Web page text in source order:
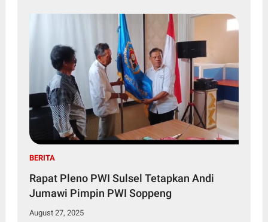
BERITA
Rapat Pleno PWI Sulsel Tetapkan Andi
Jumawi Pimpin PWI Soppeng
August 27, 2025